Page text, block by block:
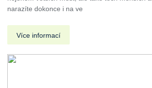
narazíte dokonce i na ve
Více informací